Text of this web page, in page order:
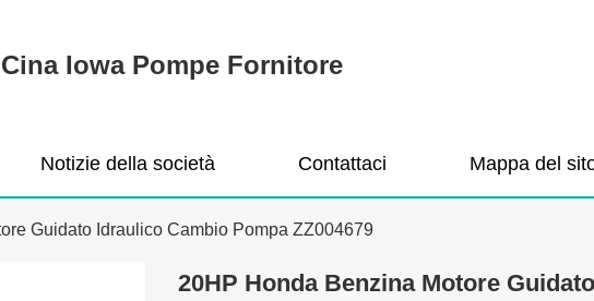
Cina Iowa Pompe Fornitore
Notizie della società Contattaci Mappa del
Guidato Idraulico Cambio Pompa ZZ004679
20HP Honda Benzina Motore